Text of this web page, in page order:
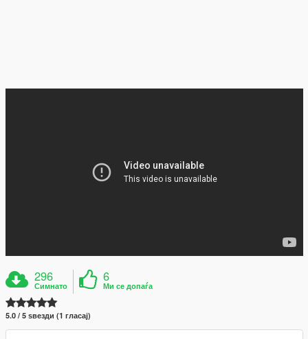
296
Симнато
6
Ми се допаѓа
5.0 / 5 ѕвезди (1 гласај)